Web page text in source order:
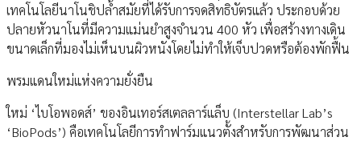
เทคโนโลยีนาโนชิปล้ำสมัยที่ได้รับการจดสิทธิบัตรแล้ว ประกอบด้วย
ปลายหัวนาโนที่มีความแม่นยำสูงจำนวน 400 หัว เพื่อสร้างทางเดิน
ขนาดเล็กที่มองไม่เห็นบนผิวหนังโดยไม่ทำให้เจ็บปวดหรือต้องพักฟื้น
พรมแดนใหม่แห่งความยั่งยืน
ใหม่ ‘ไบโอพอดส์’ ของอินเทอร์สเตลลาร์แล็บ (Interstellar Lab’s
‘BioPods’) คือเทคโนโลยีการทำฟาร์มแนวตั้งสำหรับการพัฒนาส่วน